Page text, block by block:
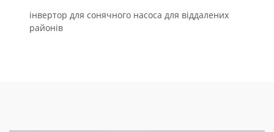
інвертор для сонячного насоса для віддалених
районів